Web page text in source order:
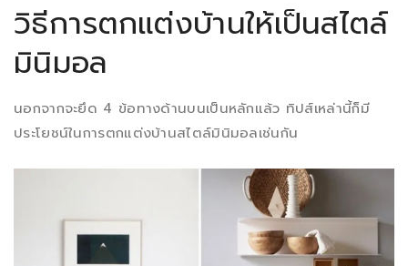
วิธีการตกแต่งบ้านให้เป็นสไตล์
มินิมอล
นอกจากจะยึด 4 ข้อทางด้านบนเป็นหลักแล้ว ทิปส์เหล่านี้ก็มี
ประโยชน์ในการตกแต่งบ้านสไตล์มินิมอลเช่นกัน